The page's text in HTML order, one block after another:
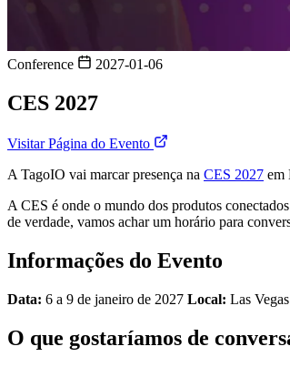
Conference 2027-01-06
CES 2027
Visitar Página do Evento
A TagoIO vai marcar presença na CES 2027 em
A CES é onde o mundo dos produtos
de verdade, vamos achar um horário para
Informações do Evento
Data: 6 a 9 de janeiro de 2027 Local: Las
O que gostaríamos de